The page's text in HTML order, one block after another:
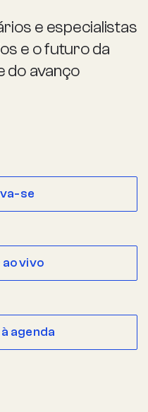
e especialistas
e o futuro da
do avanço
se
vivo
agenda